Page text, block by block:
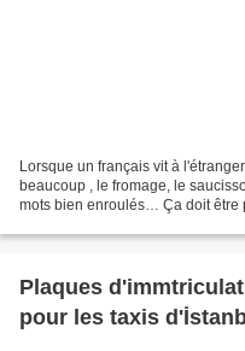
Lorsque un français vit à
beaucoup , le fromage, le
mots bien enroulés… Ça doit être
Plaques
pour les taxis